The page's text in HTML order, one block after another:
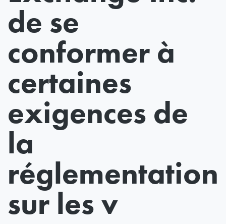
de se
conformer à
certaines
exigences de
la
réglementation
sur les v